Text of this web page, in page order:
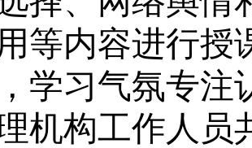
等内容进行授
学习气氛专注
机构工作人员